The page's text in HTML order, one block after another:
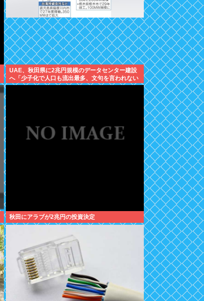
UAE、秋田県に2兆円規模のデータセンター建設
へ「少子化で人口も流出最多、文句を言われない
最適な土地」
秋田にアラブが2兆円の投資決定